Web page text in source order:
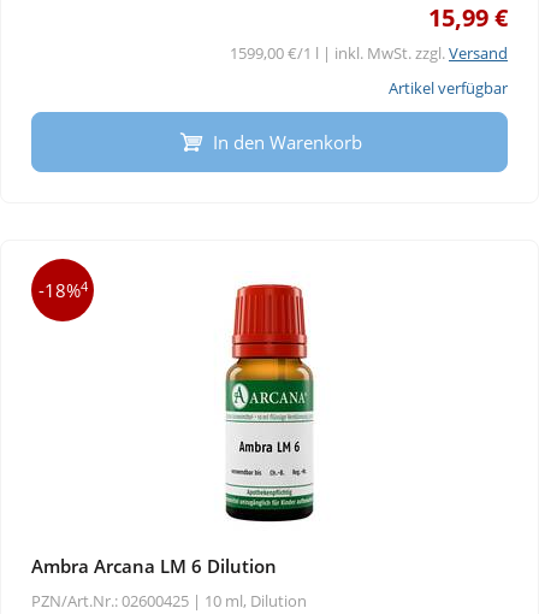
15,99 €
1599,00 €/1 l | inkl. MwSt. zzgl.Versand
Artikel verfügbar
In den Warenkorb
-18%4
Ambra Arcana LM 6 Dilution
PZN/Art.Nr.: 02600425 | 10 ml, Dilution